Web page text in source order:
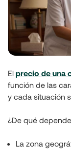
El precio de una
función de las
y cada situación
¿De qué
La zona